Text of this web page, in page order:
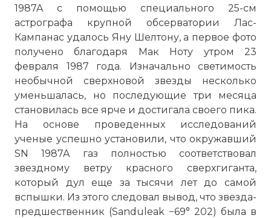
1987A с помощью специального 25-см
астрографа крупной обсерватории Лас-
Кампанас удалось Яну Шелтону, а первое фото
получено благодаря Мак Ноту утром 23
февраля 1987 года. Изначально светимость
необычной сверхновой звезды несколько
уменьшалась, но последующие три месяца
становилась все ярче и достигала своего пика.
На основе проведенных исследований
ученые успешно установили, что окружавший
SN 1987A газ полностью соответствовал
звездному ветру красного сверхгиганта,
который дул еще за тысячи лет до самой
вспышки. Из этого следовал вывод, что звезда-
предшественник (Sanduleak −69° 202) была в